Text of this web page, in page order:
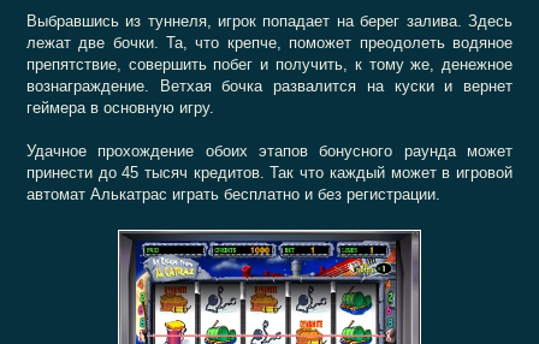
Выбравшись из туннеля, игрок попадает на берег залива. Здесь
лежат две бочки. Та, что крепче, поможет преодолеть водяное
препятствие, совершить побег и получить, к тому же, денежное
вознаграждение. Ветхая бочка развалится на куски и вернет
геймера в основную игру.
Удачное прохождение обоих этапов бонусного раунда может
принести до 45 тысяч кредитов. Так что каждый может в игровой
автомат Алькатрас играть бесплатно и без регистрации.